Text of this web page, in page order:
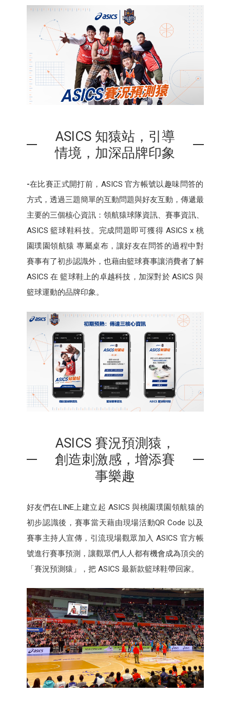
ASICS 知猿站，引導
情境，加深品牌印象
-在比賽正式開打前，ASICS 官方帳號以趣味問答的
方式，透過三題簡單的互動問題與好友互動，傳遞最
主要的三個核心資訊：領航猿球隊資訊、賽事資訊、
ASICS 籃球鞋科技。完成問題即可獲得 ASICS x 桃
園璞園領航猿 專屬桌布，讓好友在問答的過程中對
賽事有了初步認識外，也藉由籃球賽事讓消費者了解
ASICS 在 籃球鞋上的卓越科技，加深對於 ASICS 與
籃球運動的品牌印象。
ASICS 賽況預測猿，
創造刺激感，增添賽
事樂趣
好友們在LINE上建立起 ASICS 與桃園璞園領航猿的
初步認識後，賽事當天藉由現場活動QR Code 以及
賽事主持人宣傳，引流現場觀眾加入 ASICS 官方帳
號進行賽事預測，讓觀眾們人人都有機會成為頂尖的
「賽況預測猿」，把 ASICS 最新款籃球鞋帶回家。